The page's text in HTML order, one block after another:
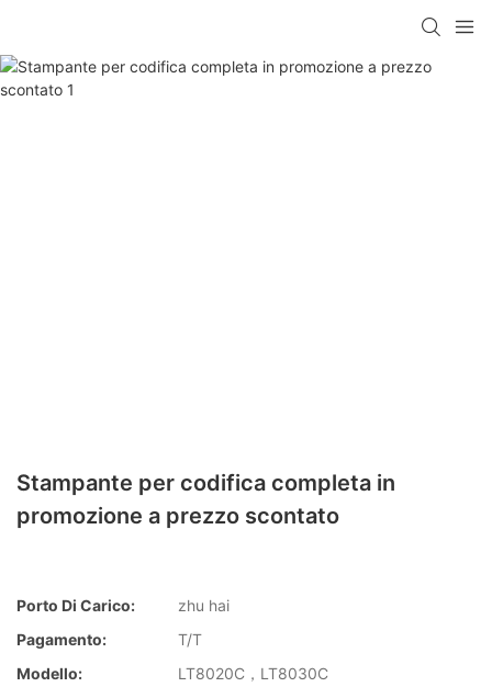
Stampante per codifica completa in
promozione a prezzo scontato
Porto Di Carico:
zhu hai
Pagamento:
T/T
Modello:
LT8020C，LT8030C